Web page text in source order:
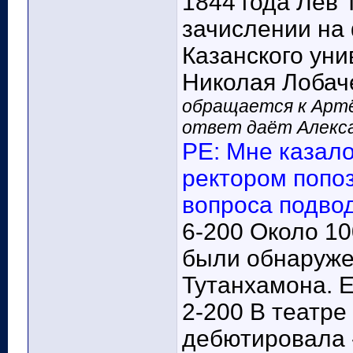
зачислении
Казанского
Николая
обращается к
ответ даёт
РЕ: Мне
ректором
вопроса
6-200 Около
были
Тутанхамона.
2-200 В